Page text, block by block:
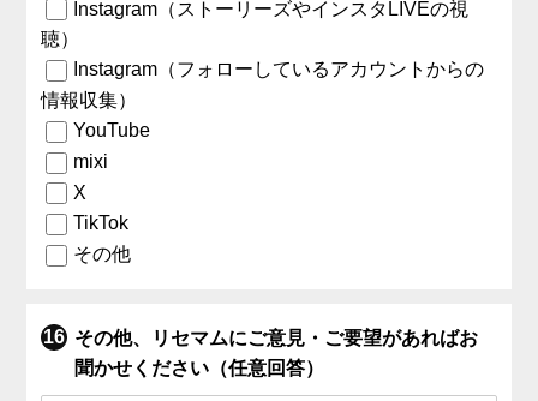
Instagram（ストーリーズやインスタLIVEの視
聴）
Instagram（フォローしているアカウントからの
情報収集）
YouTube
mixi
X
TikTok
その他
その他、リセマムにご意見・ご要望があればお
聞かせください（任意回答）